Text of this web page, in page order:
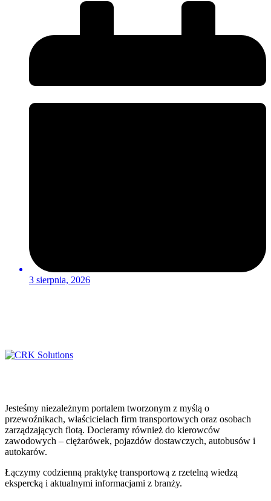
3 sierpnia, 2026
Jesteśmy niezależnym portalem tworzonym z myślą o
przewoźnikach, właścicielach firm transportowych oraz osobach
zarządzających flotą. Docieramy również do kierowców
zawodowych – ciężarówek, pojazdów dostawczych, autobusów i
autokarów.
Łączymy codzienną praktykę transportową z rzetelną wiedzą
ekspercką i aktualnymi informacjami z branży.